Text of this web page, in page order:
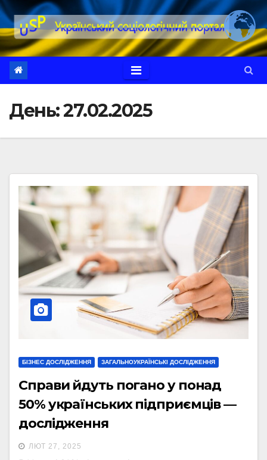
Перейти
до
вмісту
День:27.02.2025
БІЗНЕС ДОСЛІДЖЕННЯ ЗАГАЛЬНОУКРАЇНСЬКІ ДОСЛІДЖЕННЯ
Справи йдуть погано у понад
50% українських підприємців —
дослідження
ЛЮТ 27, 2025